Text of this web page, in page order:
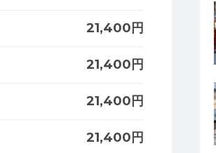
21,400円
21,400円
21,400円
21,400円